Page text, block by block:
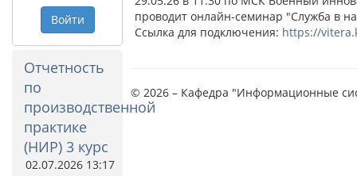
Войти
Отчетность
по
производственной
практике
(НИР) 3 курс
02.07.2026 13:17
проводит онлайн-семинар "Служба в
Ссылка для подключения: https://
© 2026 – Кафедра "Информационные